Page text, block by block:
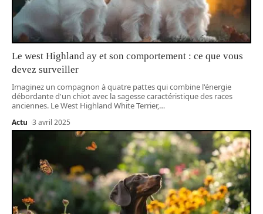
Le west Highland ay et son comportement : ce que vous
devez surveiller
Imaginez un compagnon à quatre pattes qui combine l'énergie
débordante d'un chiot avec la sagesse caractéristique des races
anciennes. Le West Highland White Terrier,…
Actu 3 avril 2025